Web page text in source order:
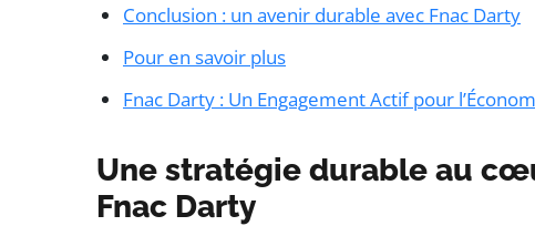
Conclusion : un avenir durable avec Fnac Darty
Pour en savoir plus
Fnac Darty : Un Engagement Actif pour
Une stratégie durable au
Fnac Darty